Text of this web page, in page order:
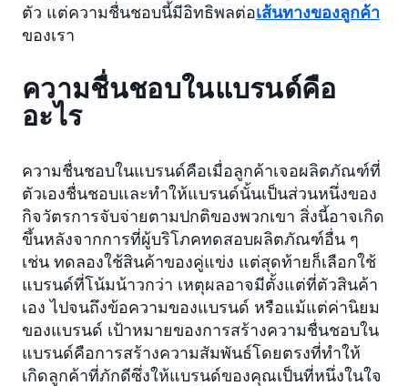
ตัว แต่ความชื่นชอบนี้มีอิทธิพลต่อเส้นทางของลูกค้า
ของเรา
ความชื่นชอบในแบรนด์คือ
อะไร
ความชื่นชอบในแบรนด์คือเมื่อลูกค้าเจอผลิตภัณฑ์ที่
ตัวเองชื่นชอบและทำให้แบรนด์นั้นเป็นส่วนหนึ่งของ
กิจวัตรการจับจ่ายตามปกติของพวกเขา สิ่งนี้อาจเกิด
ขึ้นหลังจากการที่ผู้บริโภคทดสอบผลิตภัณฑ์อื่น ๆ
เช่น ทดลองใช้สินค้าของคู่แข่ง แต่สุดท้ายก็เลือกใช้
แบรนด์ที่โน้มน้าวกว่า เหตุผลอาจมีตั้งแต่ที่ตัวสินค้า
เอง ไปจนถึงข้อความของแบรนด์ หรือแม้แต่ค่านิยม
ของแบรนด์ เป้าหมายของการสร้างความชื่นชอบใน
แบรนด์คือการสร้างความสัมพันธ์โดยตรงที่ทำให้
เกิดลูกค้าที่ภักดีซึ่งให้แบรนด์ของคุณเป็นที่หนึ่งในใจ